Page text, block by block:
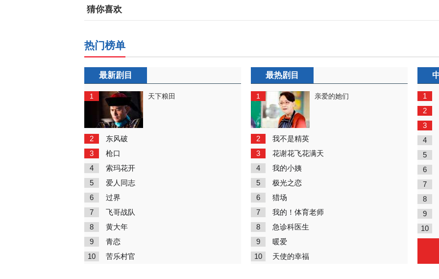
猜你喜欢
热门榜单
最新剧目
1 天下粮田
2 东风破
3 枪口
4 索玛花开
5 爱人同志
6 过界
7 飞哥战队
8 黄大年
9 青恋
10 苦乐村官
最热剧目
1 亲爱的她们
2 我不是精英
3 花谢花飞花满天
4 我的小姨
5 极光之恋
6 猎场
7 我的！体育老师
8 急诊科医生
9 暖爱
10 天使的幸福
1
2
3
4
5
6
7
8
9
10